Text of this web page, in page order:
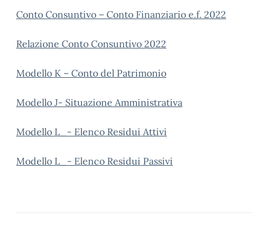
Conto Consuntivo – Conto Finanziario e.f. 2022
Relazione Conto Consuntivo 2022
Modello K – Conto del Patrimonio
Modello J- Situazione Amministrativa
Modello L_- Elenco Residui Attivi
Modello L_- Elenco Residui Passivi